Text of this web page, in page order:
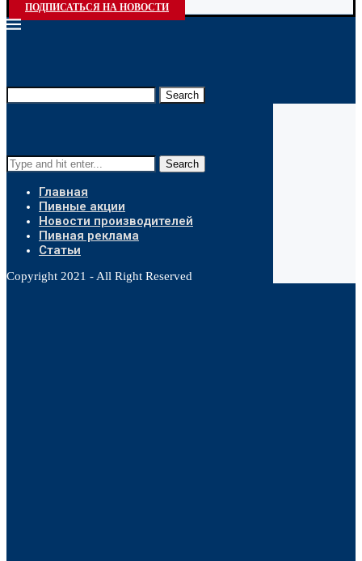
ПОДПИСАТЬСЯ НА НОВОСТИ
Search
Search
Главная
Пивные акции
Новости производителей
Пивная реклама
Статьи
Copyright 2021 - All Right Reserved